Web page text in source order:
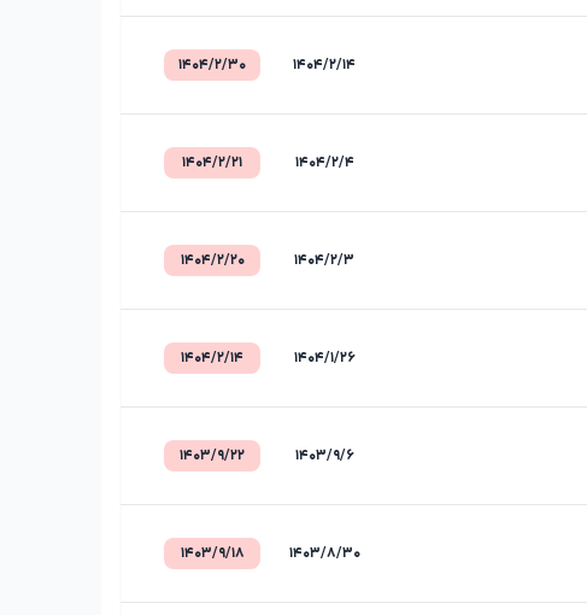
۱۴۰۴/۲/۱۴ ۱۴۰۴/۲/۳۰
۱۴۰۴/۲/۴ ۱۴۰۴/۲/۲۱
۱۴۰۴/۲/۳ ۱۴۰۴/۲/۲۰
۱۴۰۴/۱/۲۶ ۱۴۰۴/۲/۱۴
۱۴۰۳/۹/۶ ۱۴۰۳/۹/۲۲
۱۴۰۳/۸/۳۰ ۱۴۰۳/۹/۱۸